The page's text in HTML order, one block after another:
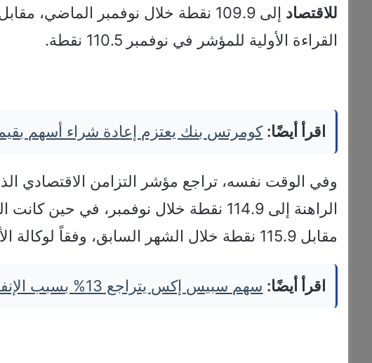
للاقتصاد
القراءة الأولية للمؤشر في نوفمبر 110.5 نقطة.
اقرأ أيضًا: كومرتس بنك يعتزم إعادة شراء أسهم بقيمة 1.4 مليار
وفي الوقت نفسه، تراجع مؤشر التزامن الاقتصادي
مقابل 115.9 نقطة خلال الشهر السابق، وفقاً لوكالة الأنباء الألمانية “د ب أ”.
اقرأ أيضًا: سهم سبيس إكس يتراجع 13% بسبب الإنفاق الرأسمالي الضخم